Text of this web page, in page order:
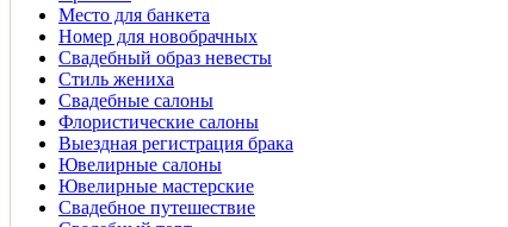
Место для банкета
Номер для новобрачных
Свадебный образ невесты
Стиль жениха
Свадебные салоны
Флористические салоны
Выездная регистрация брака
Ювелирные салоны
Ювелирные мастерские
Свадебное путешествие